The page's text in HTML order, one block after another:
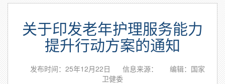
关于印发老年护理服务能力
提升行动方案的通知
发布时间：25年12月22日 信息来源：
编辑：国家
卫健委